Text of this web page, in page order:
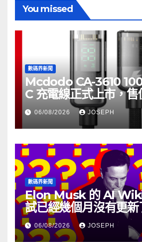
You missed
數碼界新聞
Mcdodo CA-3610
C 充電線正式上市，售
06/08/2026 JOSEPH
數碼界新聞
Elon Musk 的 AI
試已經幾個月沒有更新
06/08/2026 JOSEPH